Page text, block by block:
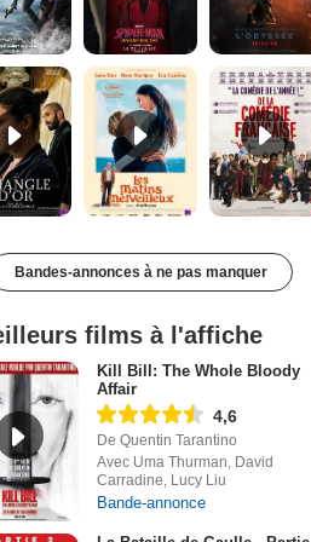
Le Triangle d'or Bande-annonce VF De la Comédie-Française Teaser VF
Bandes-annonces à ne pas manquer
films à l'affiche
Kill Bill: The Whole Bloody
Affair
4,6
De Quentin Tarantino
Avec Uma Thurman, David
Carradine, Lucy Liu
Bande-annonce